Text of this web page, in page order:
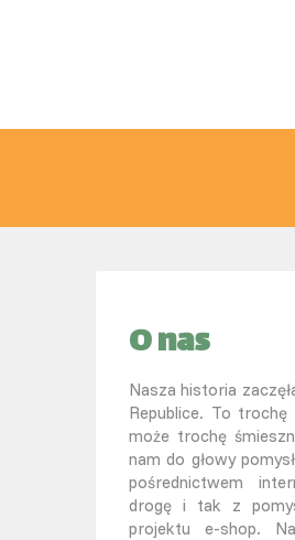
O nas
Nasza historia
Republice. To trochę
może trochę
nam do głowy
pośrednictwem
drogę i tak z
projektu e-shop.